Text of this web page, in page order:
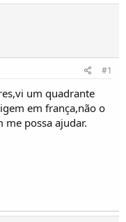
#1
um quadrante
em frança,não o
me possa ajudar.